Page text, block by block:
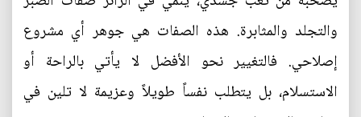
والتجلد والمثابرة. هذه الصفات هي جوهر أي مشروع
إصلاحي. فالتغيير نحو الأفضل لا يأتي بالراحة أو
الاستسلام، بل يتطلب نفساً طويلاً وعزيمة لا تلين في